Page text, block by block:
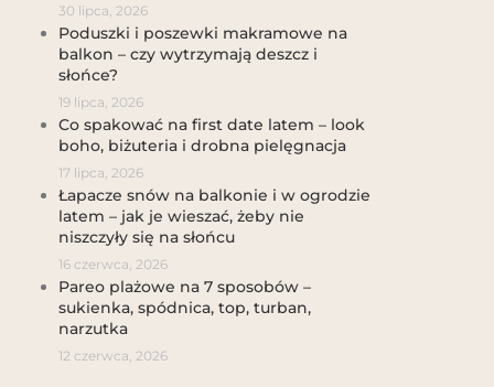
30 lipca, 2026
Poduszki i poszewki makramowe na
balkon – czy wytrzymają deszcz i
słońce?
19 lipca, 2026
Co spakować na first date latem – look
boho, biżuteria i drobna pielęgnacja
17 lipca, 2026
Łapacze snów na balkonie i w ogrodzie
latem – jak je wieszać, żeby nie
niszczyły się na słońcu
16 czerwca, 2026
Pareo plażowe na 7 sposobów –
sukienka, spódnica, top, turban,
narzutka
12 czerwca, 2026